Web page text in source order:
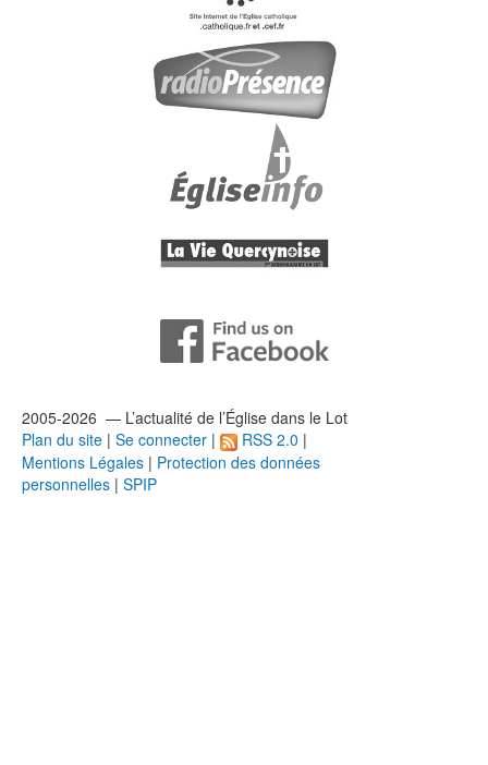
2005-2026 — L’actualité de l’Église dans le Lot
Plan du site | Se connecter | RSS 2.0 |
Mentions Légales | Protection des données
personnelles | SPIP